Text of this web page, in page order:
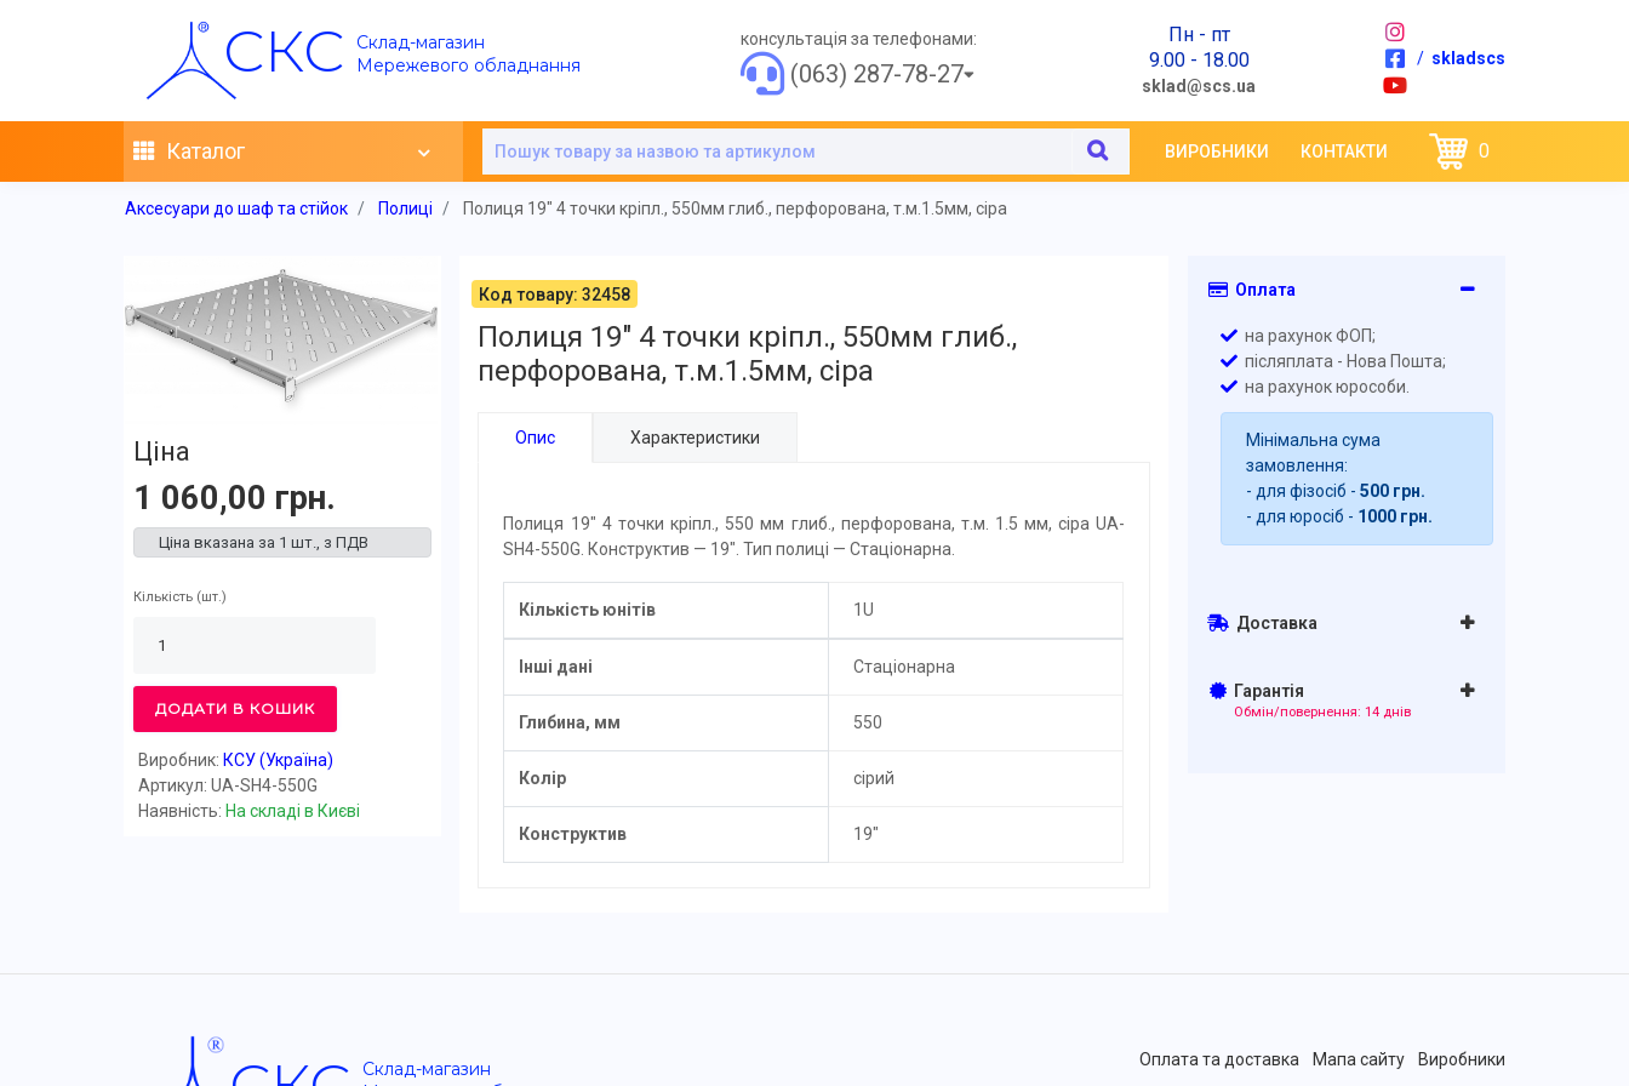
СКС
Склад-магазин
Мережевого обладнання
консультація за телефонами:
(063) 287-78-27
Пн - пт
9.00 - 18.00
sklad@scs.ua
/ skladscs
Каталог ВИРОБНИКИ КОНТАКТИ 0
Аксесуари до шаф та стійок Полиці Полиця 19" 4 точки кріпл., 550мм глиб., перфорована, т.м.1.5мм, сіра
Ціна
1 060,00 грн.
Ціна вказана за 1 шт., з ПДВ
Кількість (шт.)
ДОДАТИ В КОШИК
Виробник: КСУ (Україна)
Артикул: UA-SH4-550G
Наявність: На складі в Києві
Код товару: 32458
Полиця 19" 4 точки кріпл., 550мм глиб.,
перфорована, т.м.1.5мм, сіра
Опис Характеристики
Полиця 19" 4 точки кріпл., 550 мм глиб., перфорована, т.м. 1.5 мм, сіра UA-
SH4-550G. Конструктив — 19". Тип полиці — Стаціонарна.
Кількість юнітів 1U
Інші дані Стаціонарна
Глибина, мм 550
Колір сірий
Конструктив 19"
Оплата
на рахунок ФОП;
післяплата - Нова Пошта;
на рахунок юрособи.
Мінімальна сума
замовлення:
- для фізосіб - 500 грн.
- для юросіб - 1000 грн.
Доставка
Гарантія
Обмін/повернення: 14 днів
Склад-магазин
Оплата та доставка Мапа сайту Виробники